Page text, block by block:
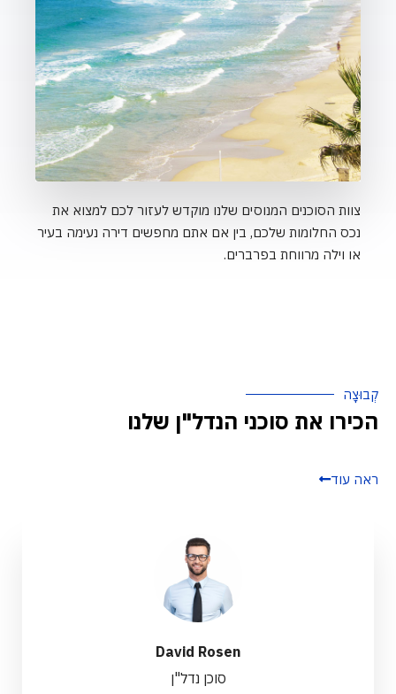
פרטים נוספים
תל אביב-יפו
צוות הסוכנים המנוסים שלנו מוקדש לעזור לכם למצוא את
נכס החלומות שלכם, בין אם אתם מחפשים דירה נעימה בעיר
או וילה מרווחת בפרברים.
קְבוּצָה
הכירו את סוכני הנדל"ן שלנו
ראה עוד
David Rosen
סוכן נדל"ן